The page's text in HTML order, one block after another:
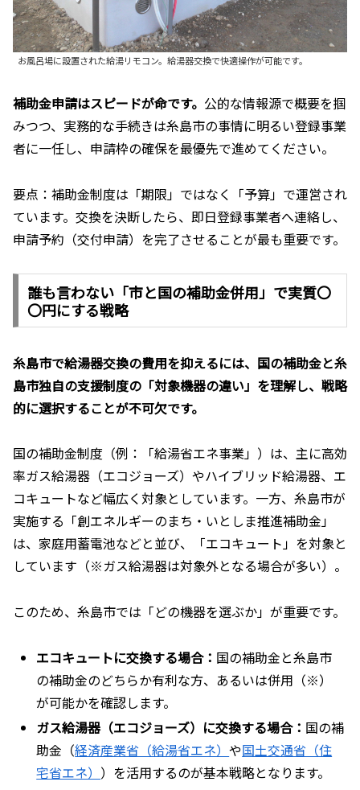
お風呂場に設置された給湯リモコン。給湯器交換で快適操作が可能です。
補助金申請はスピードが命です。 公的な情報源で概要を掴
みつつ、実務的な手続きは糸島市の事情に明るい登録事業
者に一任し、申請枠の確保を最優先で進めてください。
要点：補助金制度は「期限」ではなく「予算」で運営され
ています。交換を決断したら、即日登録事業者へ連絡し、
申請予約（交付申請）を完了させることが最も重要です。
誰も言わない「市と国の補助金併用」で実質〇
〇円にする戦略
糸島市で給湯器交換の費用を抑えるには、国の補助金と糸
島市独自の支援制度の「対象機器の違い」を理解し、戦略
的に選択することが不可欠です。
国の補助金制度（例：「給湯省エネ事業」）は、主に高効
率ガス給湯器（エコジョーズ）やハイブリッド給湯器、エ
コキュートなど幅広く対象としています。一方、糸島市が
実施する「創エネルギーのまち・いとしま推進補助金」
は、家庭用蓄電池などと並び、「エコキュート」を対象と
しています（※ガス給湯器は対象外となる場合が多い）。
このため、糸島市では「どの機器を選ぶか」が重要です。
エコキュートに交換する場合： 国の補助金と糸島市
の補助金のどちらか有利な方、あるいは併用（※）
が可能かを確認します。
ガス給湯器（エコジョーズ）に交換する場合： 国の補
助金（経済産業省（給湯省エネ）や国土交通省（住
宅省エネ） ）を活用するのが基本戦略となります。